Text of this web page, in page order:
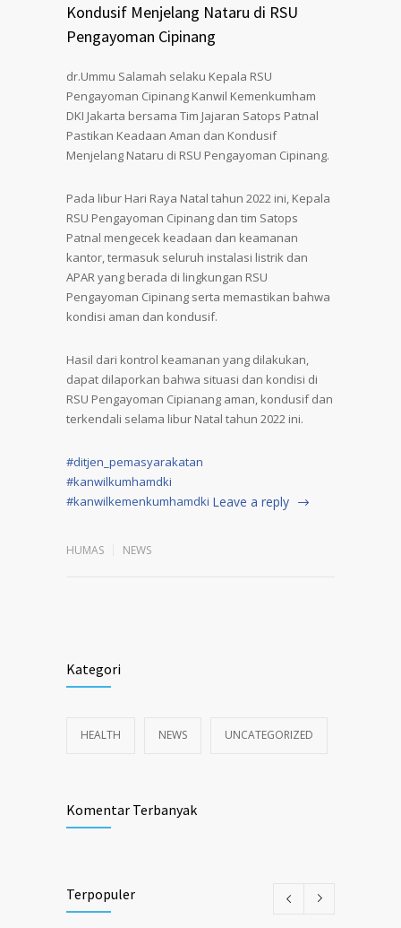
Kondusif Menjelang Nataru di RSU
Pengayoman Cipinang
dr.Ummu Salamah selaku Kepala RSU
Pengayoman Cipinang Kanwil Kemenkumham
DKI Jakarta bersama Tim Jajaran Satops Patnal
Pastikan Keadaan Aman dan Kondusif
Menjelang Nataru di RSU Pengayoman Cipinang.
Pada libur Hari Raya Natal tahun 2022 ini, Kepala
RSU Pengayoman Cipinang dan tim Satops
Patnal mengecek keadaan dan keamanan
kantor, termasuk seluruh instalasi listrik dan
APAR yang berada di lingkungan RSU
Pengayoman Cipinang serta memastikan bahwa
kondisi aman dan kondusif.
Hasil dari kontrol keamanan yang dilakukan,
dapat dilaporkan bahwa situasi dan kondisi di
RSU Pengayoman Cipianang aman, kondusif dan
terkendali selama libur Natal tahun 2022 ini.
#ditjen_pemasyarakatan
#kanwilkumhamdki
#kanwilkemenkumhamdki Leave a reply
HUMAS NEWS
Kategori
HEALTH NEWS UNCATEGORIZED
Komentar Terbanyak
Terpopuler